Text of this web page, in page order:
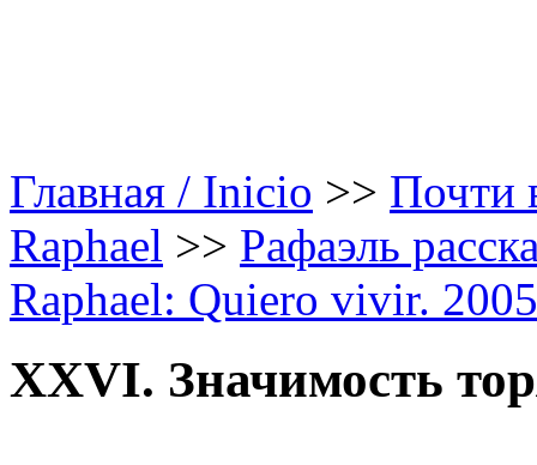
Главная / Inicio >> Почти
Raphael >> Рафаэль
Raphael: Quiero vivir. 2005
XXVI. Значимость